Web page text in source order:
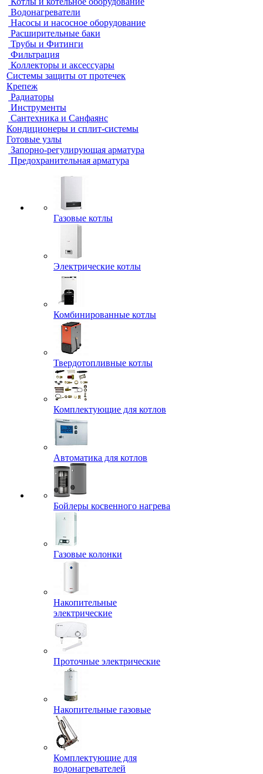
Водонагреватели
Насосы и насосное оборудование
Расширительные баки
Трубы и Фитинги
Фильтрация
Коллекторы и аксессуары
Системы защиты от протечек
Крепеж
Радиаторы
Инструменты
Сантехника и Санфаянс
Кондиционеры и сплит-системы
Готовые узлы
Запорно-регулирующая арматура
Предохранительная арматура
Газовые котлы
Электрические котлы
Комбинированные котлы
Твердотопливные котлы
Комплектующие для котлов
Автоматика для котлов
Бойлеры косвенного нагрева
Газовые колонки
Накопительные
электрические
Проточные электрические
Накопительные газовые
Комплектующие для
водонагревателей